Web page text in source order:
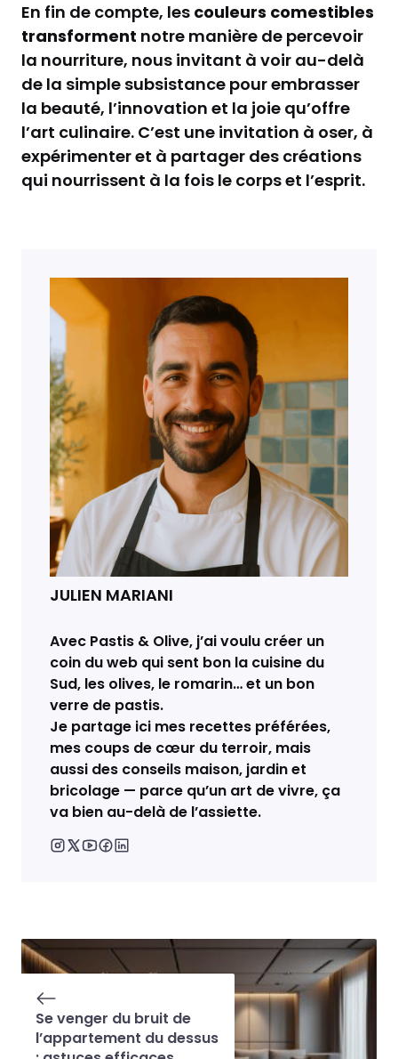
En fin de compte, les couleurs comestibles
transforment notre manière de percevoir
la nourriture, nous invitant à voir au-delà
de la simple subsistance pour embrasser
la beauté, l’innovation et la joie qu’offre
l’art culinaire. C’est une invitation à oser, à
expérimenter et à partager des créations
qui nourrissent à la fois le corps et l’esprit.
JULIEN MARIANI
Avec Pastis & Olive, j’ai voulu créer un
coin du web qui sent bon la cuisine du
Sud, les olives, le romarin… et un bon
verre de pastis.
Je partage ici mes recettes préférées,
mes coups de cœur du terroir, mais
aussi des conseils maison, jardin et
bricolage — parce qu’un art de vivre, ça
va bien au-delà de l’assiette.
Se venger du bruit de
l’appartement du dessus